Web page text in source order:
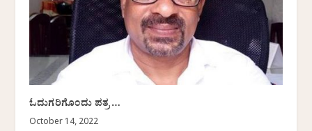
ಓದುಗರಿಗೊಂದು ಪತ್ರ…
October 14, 2022